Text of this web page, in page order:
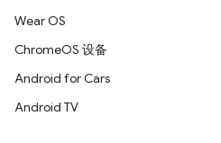
Wear OS
ChromeOS 设备
Android for Cars
Android TV